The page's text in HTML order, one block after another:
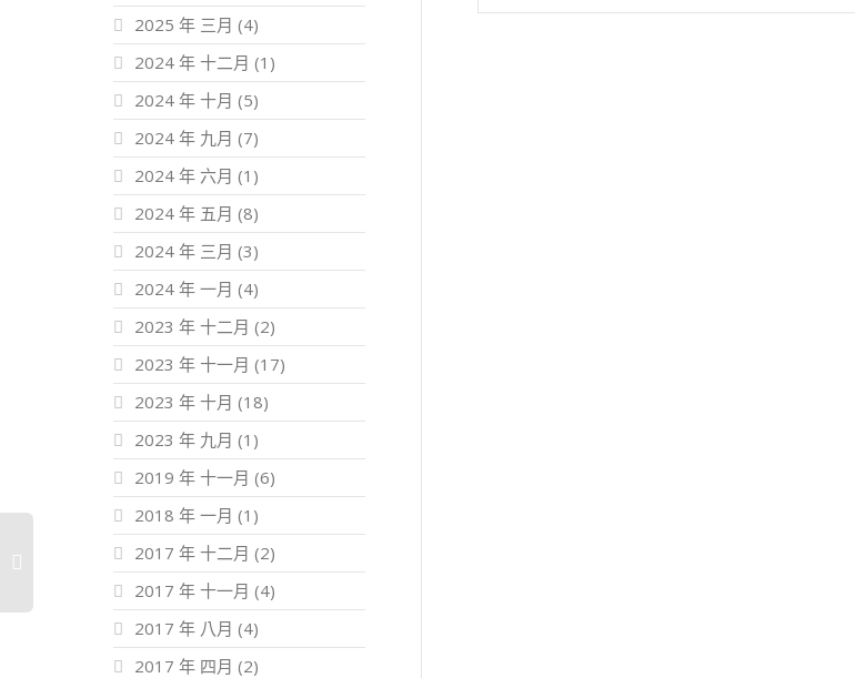
2025 年 三月 (4)
2024 年 十二月 (1)
2024 年 十月 (5)
2024 年 九月 (7)
2024 年 六月 (1)
2024 年 五月 (8)
2024 年 三月 (3)
2024 年 一月 (4)
2023 年 十二月 (2)
2023 年 十一月 (17)
2023 年 十月 (18)
2023 年 九月 (1)
2019 年 十一月 (6)
2018 年 一月 (1)
2017 年 十二月 (2)
2017 年 十一月 (4)
2017 年 八月 (4)
2017 年 四月 (2)